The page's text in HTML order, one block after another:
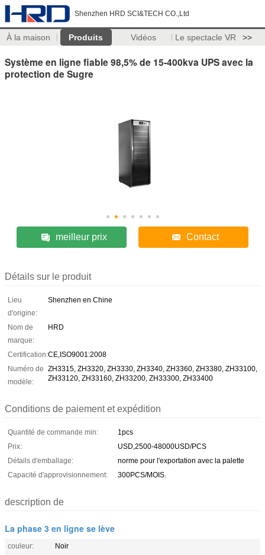
Shenzhen HRD SCI&TECH CO.,Ltd
À la maison Produits Vidéos Le spectacle VR >>
Système en ligne fiable 98,5% de 15-400kva UPS avec la
protection de Sugre
meilleur prix Contact
Détails sur le produit
Lieu
d'origine:
Shenzhen en Chine
Nom de
marque:
HRD
Certification:CE,ISO9001:2008
Numéro de
modèle:
ZH3315, ZH3320, ZH3330, ZH3340, ZH3360, ZH3380, ZH33100,
ZH33120, ZH33160, ZH33200, ZH33300, ZH33400
Conditions de paiement et expédition
Quantité de commande min:
1pcs
Prix:
USD,2500-48000USD/PCS
Détails d'emballage:
norme pour l'exportation avec la palette
Capacité d'approvisionnement:
300PCS/MOIS.
description de
La phase 3 en ligne se lève
couleur:
Noir